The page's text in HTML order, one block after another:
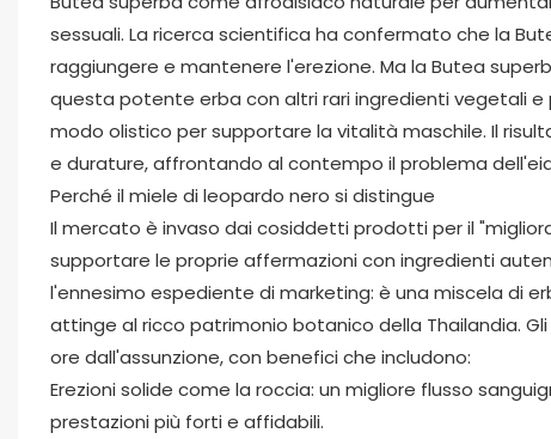
sessuali. La ricerca scientifica ha confermato che la
raggiungere e mantenere l'erezione. Ma la Butea
questa potente erba con altri rari ingredienti vegetali e
modo olistico per supportare la vitalità maschile. Il
e durature, affrontando al contempo il problema
Perché il miele di leopardo nero si distingue
Il mercato è invaso dai cosiddetti prodotti per il
supportare le proprie affermazioni con ingredienti
l'ennesimo espediente di marketing: è una miscela di
attinge al ricco patrimonio botanico della Thailandia.
ore dall'assunzione, con benefici che includono:
Erezioni solide come la roccia: un migliore flusso
prestazioni più forti e affidabili.